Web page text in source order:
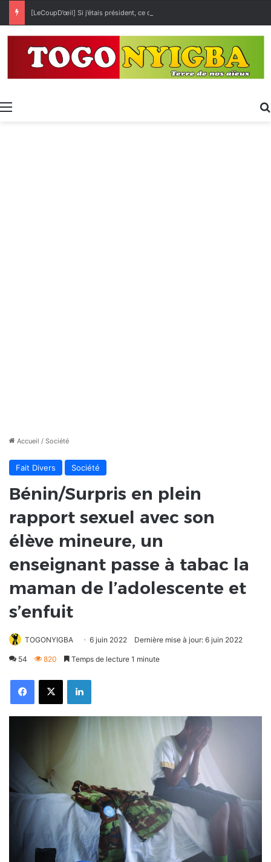
[LeCoupD’œil] Si j’étais président, ce que je ferai des « Évalas »
Menu
Accueil / Société
Fait Divers Société
Bénin/Surpris en plein
rapport sexuel avec son
élève mineure, un
enseignant passe à tabac la
maman de l’adolescente et
s’enfuit
TOGONYIGBA 6 juin 2022 Dernière mise à jour: 6 juin 2022
54 820 Temps de lecture 1 minute
FacebookX Linkedin